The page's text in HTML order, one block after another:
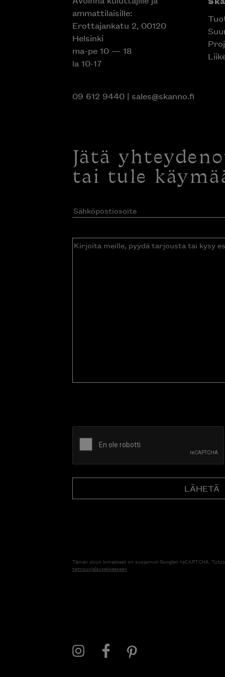
ammattilaisille:
Erottajankatu 2, 00120
Helsinki
ma-pe 10 — 18
la 10-17
09 612 9440| sales@skanno.fi
Jätä
tai tule
Sähköpostiosoite(Pakollinen)
Kirjoita
Tämän sivun lomakkeet on suojannut Googlen reCAPTCHA.
tietosuojalausekkeeseen